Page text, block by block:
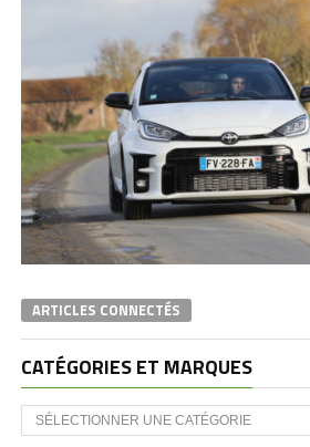
ARTICLES CONNECTÉS
CATÉGORIES ET MARQUES
Catégories
et